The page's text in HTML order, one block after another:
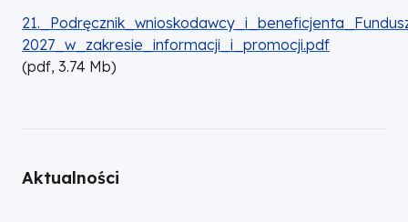
DOKUMENT
2027_w_zakresie_informacji_i_promocji.pdf
(pdf, 3.74 Mb)
Aktualności